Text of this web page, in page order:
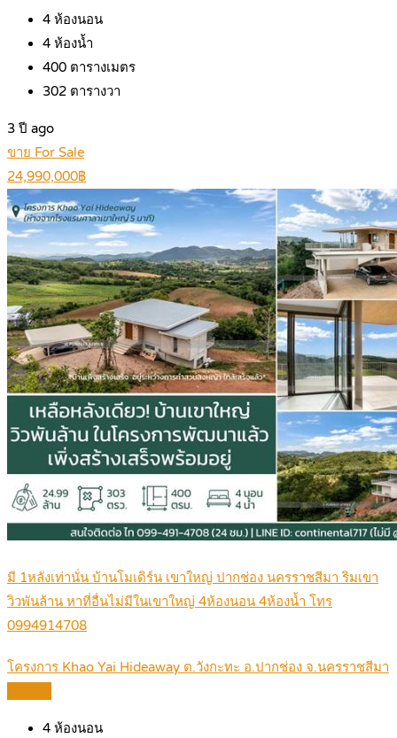
4 ห้องนอน
4 ห้องน้ำ
400 ตารางเมตร
302 ตารางวา
3 ปี ago
ขาย For Sale
24,990,000฿
มี 1หลังเท่านั่น บ้านโมเดิร์น เขาใหญ่ ปากช่อง นครราชสีมา ริมเขา
วิวพันล้าน หาที่อื่นไม่มีในเขาใหญ่ 4ห้องนอน 4ห้องน้ำ โทร
0994914708
โครงการ Khao Yai Hideaway ต.วังกะทะ อ.ปากช่อง จ.นครราชสีมา
4 ห้องนอน